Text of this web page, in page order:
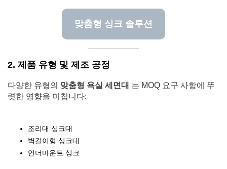
맞춤형 싱크 솔루션
2. 제품 유형 및 제조 공정
다양한 유형의 맞춤형 욕실 세면대 는 MOQ 요구 사항에 뚜
렷한 영향을 미칩니다:
조리대 싱크대
벽걸이형 싱크대
언더마운트 싱크